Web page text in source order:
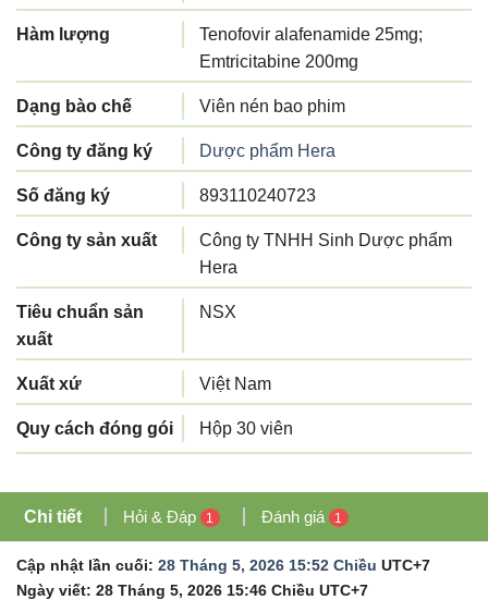
Hàm lượng
Tenofovir alafenamide 25mg;
Emtricitabine 200mg
Dạng bào chế Viên nén bao phim
Công ty đăng ký Dược phẩm Hera
Số đăng ký 893110240723
Công ty sản xuất
Công ty TNHH Sinh Dược phẩm
Hera
Tiêu chuẩn sản
xuất
NSX
Xuất xứ Việt Nam
Quy cách đóng gói Hộp 30 viên
Chi tiết Hỏi & Đáp 1 Đánh giá 1
Cập nhật lần cuối: 28 Tháng 5, 2026 15:52 Chiều UTC+7
Ngày viết: 28 Tháng 5, 2026 15:46 Chiều UTC+7